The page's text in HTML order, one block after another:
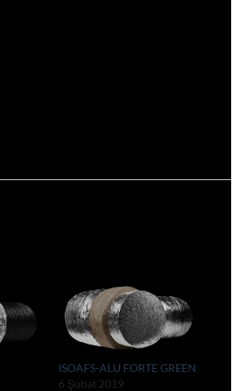
ISOAFS-ALU FORTE GREEN
6 Şubat 2019